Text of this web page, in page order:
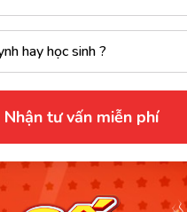
Nhận tư vấn miễn phí